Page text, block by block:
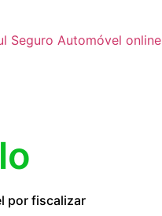
Seguro Automóvel online
por fiscalizar